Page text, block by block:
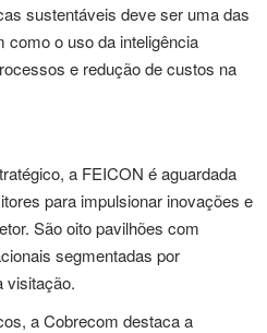
sustentáveis deve ser uma das
como o uso da inteligência
e redução de custos na
a FEICON é aguardada
para impulsionar inovações e
São oito pavilhões com
segmentadas por
visitação.
a Cobrecom destaca a